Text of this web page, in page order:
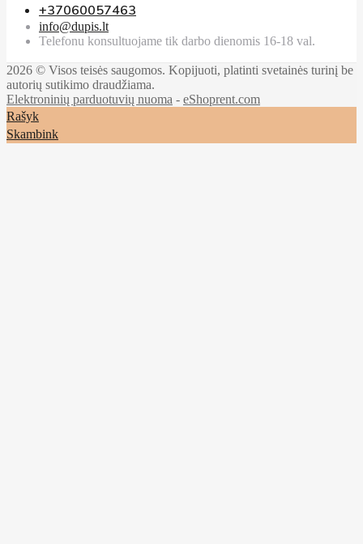
+37060057463
info@dupis.lt
Telefonu konsultuojame tik darbo dienomis 16-18 val.
2026 © Visos teisės saugomos. Kopijuoti, platinti svetainės turinį be
autorių sutikimo draudžiama.
Elektroninių parduotuvių nuoma - eShoprent.com
Rašyk
Skambink